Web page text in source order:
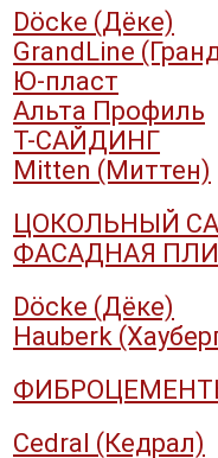
Döcke (Дёке)
GrandLine
Ю-пласт
Альта Профиль
Т-САЙДИНГ
Mitten (Миттен)
ЦОКОЛЬНЫЙ
ФАСАДНАЯ
Döcke (Дёке)
Hauberk
Cedral (Кедрал)